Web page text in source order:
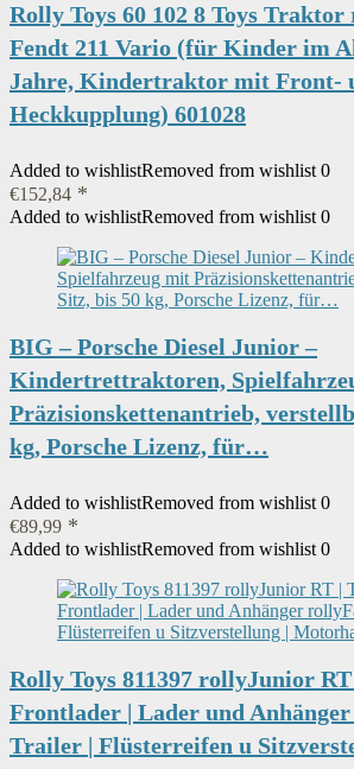
Rolly Toys 60 102 8 Toys
Fendt 211 Vario (für Kinder im
Jahre, Kindertraktor mit Front-
Heckkupplung) 601028
Added to wishlistRemoved from wishlist 0
€152,84
Added to wishlistRemoved from wishlist 0
BIG – Porsche Diesel Junior –
Kindertrettraktoren,
Präzisionskettenantrieb,
kg, Porsche Lizenz, für…
Added to wishlistRemoved from wishlist 0
€89,99
Added to wishlistRemoved from wishlist 0
Rolly Toys 811397 rollyJunior
Frontlader | Lader und
Trailer | Flüsterreifen u